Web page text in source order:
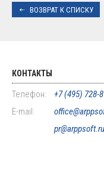
ВОЗВРАТ К СПИСКУ
КОНТАКТЫ
Телефон:
+7 (495) 728-
E-mail:
pr@arppsoft.ru